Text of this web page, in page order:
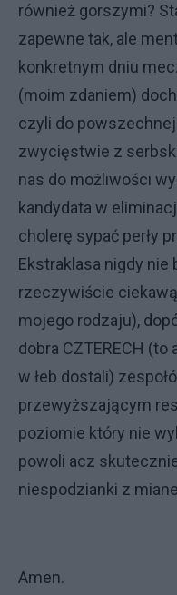
również gorszymi?
zapewne tak, ale
konkretnym dniu
(moim zdaniem)
czyli do
zwycięstwie z
nas do możliwości
kandydata w
cholerę sypać perły
Ekstraklasa nigdy
rzeczywiście
mojego rodzaju),
dobra CZTERECH
w łeb dostali)
przewyższającym
poziomie który nie
powoli acz
niespodzianki z
Amen.